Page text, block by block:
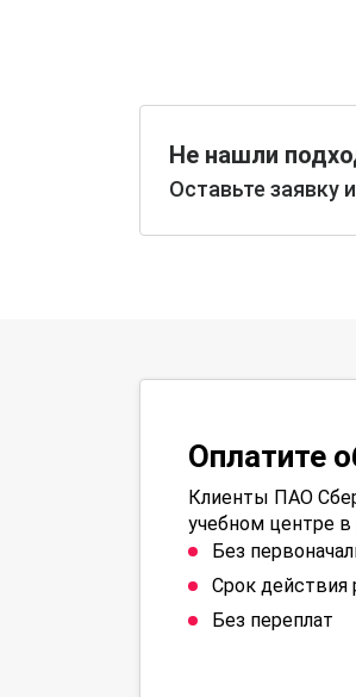
Не нашли
Оставьте заявку
Оплатите
Клиенты ПАО
учебном центре в
Без
Срок действия
Без переплат